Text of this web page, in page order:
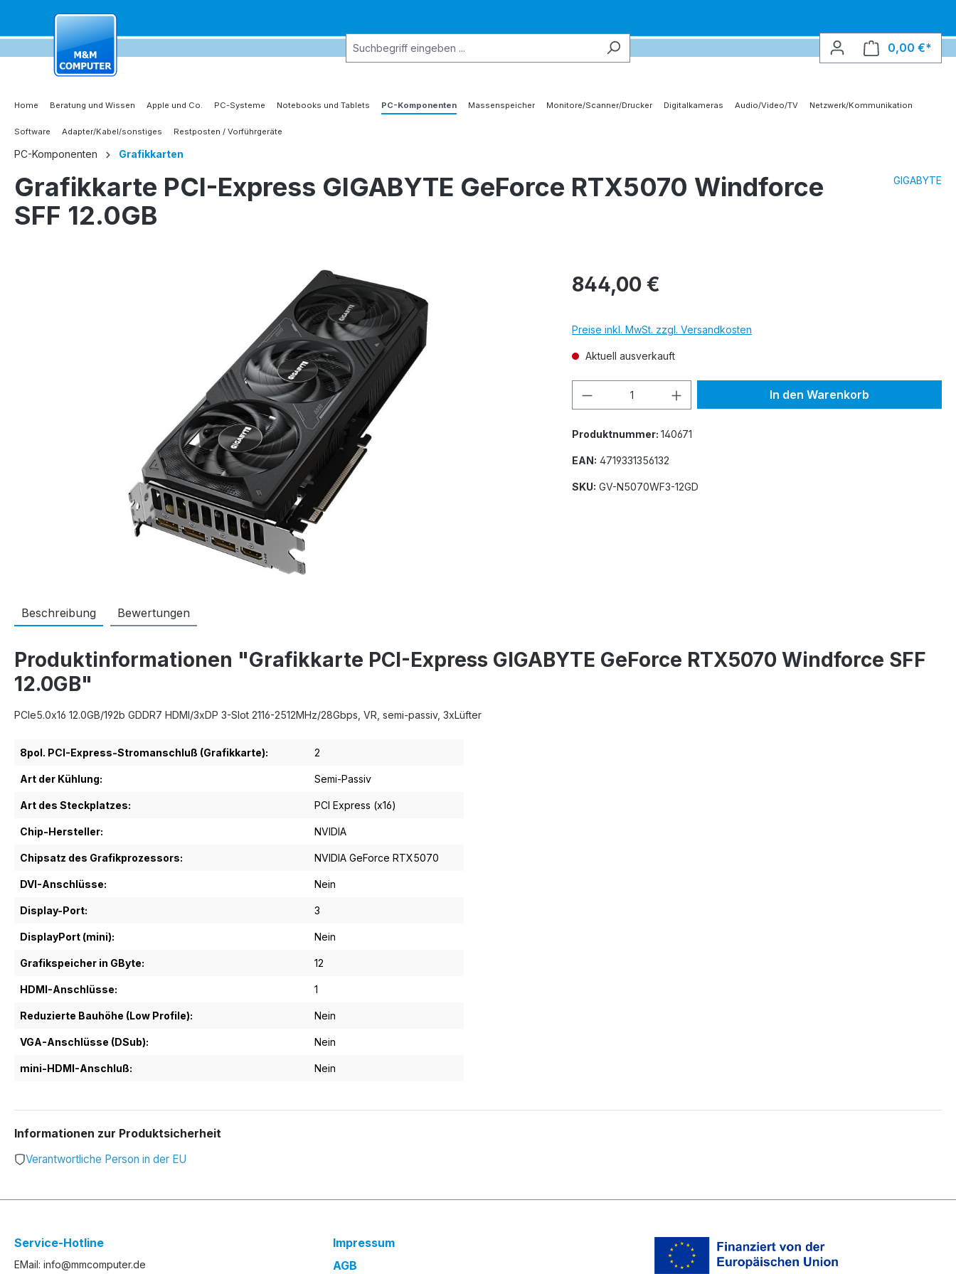
Zur Hauptnavigation springen
0,00 €*
Home Beratung und Wissen Apple und Co. PC-Systeme Notebooks und Tablets PC-Komponenten Massenspeicher Monitore/Scanner/Drucker Digitalkameras Audio/Video/TV Netzwerk/Kommunikation
Software Adapter/Kabel/sonstiges Restposten / Vorführgeräte
PC-Komponenten Grafikkarten
Grafikkarte PCI-Express GIGABYTE GeForce RTX5070 Windforce
SFF 12.0GB
GIGABYTE
844,00 €
Preise inkl. MwSt. zzgl. Versandkosten
Aktuell ausverkauft
Produkt Anzahl: Gib den gewünschten Wert
In den Warenkorb
Produktnummer: 140671
EAN: 4719331356132
SKU: GV-N5070WF3-12GD
Beschreibung Bewertungen
Produktinformationen "Grafikkarte PCI-Express GIGABYTE GeForce RTX5070 Windforce SFF
12.0GB"
PCIe5.0x16 12.0GB/192b GDDR7 HDMI/3xDP 3-Slot 2116-2512MHz/28Gbps, VR, semi-passiv, 3xLüfter
8pol. PCI-Express-Stromanschluß (Grafikkarte): 2
Art der Kühlung: Semi-Passiv
Art des Steckplatzes: PCI Express (x16)
Chip-Hersteller: NVIDIA
Chipsatz des Grafikprozessors: NVIDIA GeForce RTX5070
DVI-Anschlüsse: Nein
Display-Port: 3
DisplayPort (mini): Nein
Grafikspeicher in GByte: 12
HDMI-Anschlüsse: 1
Reduzierte Bauhöhe (Low Profile): Nein
VGA-Anschlüsse (DSub): Nein
mini-HDMI-Anschluß: Nein
Informationen zur Produktsicherheit
Verantwortliche Person in der EU
Service-Hotline
EMail: info@mmcomputer.de
Impressum
AGB